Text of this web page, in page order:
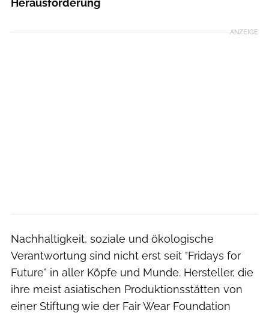
Herausforderung
ANZEIGE
Nachhaltigkeit, soziale und ökologische
Verantwortung sind nicht erst seit "Fridays for
Future" in aller Köpfe und Munde. Hersteller, die
ihre meist asiatischen Produktionsstätten von
einer Stiftung wie der Fair Wear Foundation